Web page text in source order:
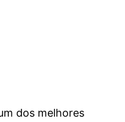
dos melhores